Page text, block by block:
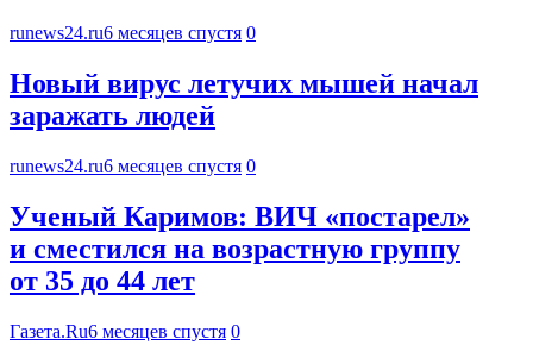
runews24.ru6 месяцев спустя 0
Новый вирус летучих мышей начал
заражать людей
runews24.ru6 месяцев спустя 0
Ученый Каримов: ВИЧ «постарел»
и сместился на возрастную группу
от 35 до 44 лет
Газета.Ru6 месяцев спустя 0